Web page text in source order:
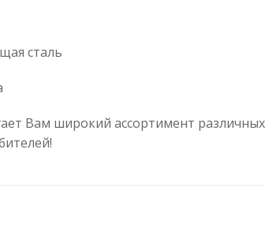
сталь
Вам широкий ассортимент